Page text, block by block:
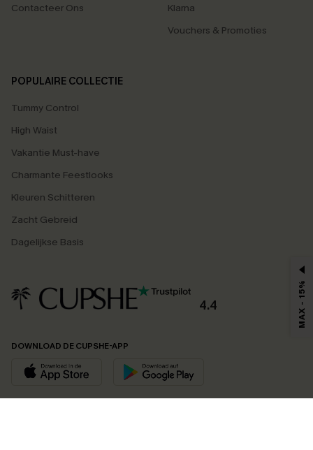
Contacteer Ons
Klarna
Vouchers & Promoties
POPULAIRE COLLECTIE
Tummy Control
High Waist
Vakantie Must-have
Charmante Feestlooks
Kleuren Schitteren
Zacht Gebreid
Dagelijkse Basis
4.4
DOWNLOAD DE CUPSHE-APP
MAX - 15%